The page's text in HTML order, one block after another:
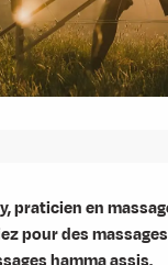
praticien en
pour des